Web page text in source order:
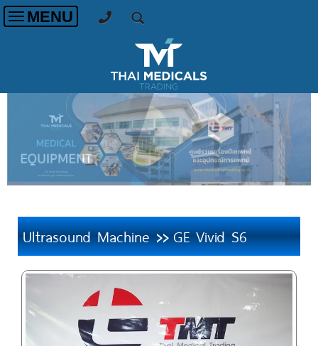
Toggle
MENU
Ultrasound Machine>>GE Vivid S6